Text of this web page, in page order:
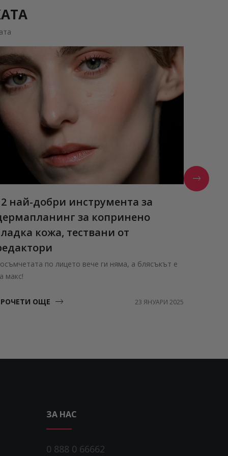
най-добри инструмента за
за копринено
кожа, тествани от
по лицето вече ги няма, а блясъкът е
макс!
ОЩЕ 23 ЯНУАРИ 2025
ЗА НАС
0 888 0 66662